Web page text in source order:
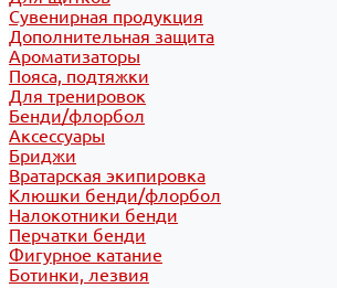
Сувенирная продукция
Дополнительная защита
Ароматизаторы
Пояса, подтяжки
Для тренировок
Бенди/флорбол
Аксессуары
Бриджи
Вратарская экипировка
Клюшки бенди/флорбол
Налокотники бенди
Перчатки бенди
Фигурное катание
Ботинки, лезвия